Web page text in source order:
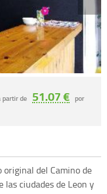
partir de 51.07 € por
del Camino de
ciudades de Leon y